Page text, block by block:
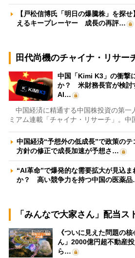
【戸松信博氏「明日の爆騰株」を探
えるキープレーヤー 成長の再評…
田代尚機のチャイナ・リサー
中国「Kimi K3」の衝撃
か？ 米財務長官が検討
AI…
中国経済に精通する中国株投資の第一
ミアム連載「チャイナ・リサーチ」。中
中国経済“予想外の低成長”で政策の
方針の修正で成長加速が予想さ…
“AI革命”で爆発的な需要拡大が見込
か？ 高い競争力を持つ中国の医薬
「みんなで大家さん」配当ス
《ついに見えた問題の
ん」2000億円超不動産
ら…